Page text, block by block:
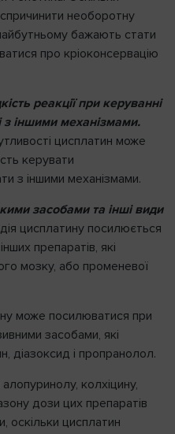
необоротну
бажають стати
про кріоконсервацію
реакції при керуванні
з іншими механізмами.
цисплатин може
керувати
з іншими механізмами.
засобами та інші види
цисплатину посилюється
препаратів, які
мозку, або променевої
може посилюватися при
засобами, які
діазоксид і пропранолол.
колхіцину,
дози цих препаратів
оскільки цисплатин